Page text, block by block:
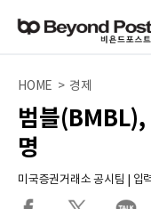
HOME > 경제
범블(BMBL),
명
미국증권거래소 공시팀 | 입